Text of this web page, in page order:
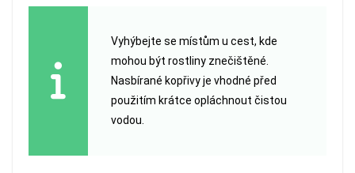
Vyhýbejte se místům u cest, kde
mohou být rostliny znečištěné.
Nasbírané kopřivy je vhodné před
použitím krátce opláchnout čistou
vodou.